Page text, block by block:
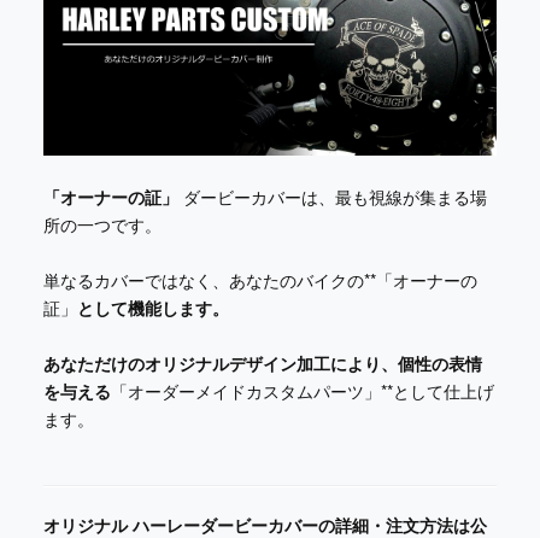
「オーナーの証」
ダービーカバーは、最も視線が集まる場
所の一つです。
単なるカバーではなく、あなたのバイクの**「オーナーの
証」 として機能します。
あなただけのオリジナルデザイン加工により、個性の表情
を与える 「オーダーメイドカスタムパーツ」**として仕上げ
ます。
オリジナル ハーレーダービーカバーの詳細・注文方法は公